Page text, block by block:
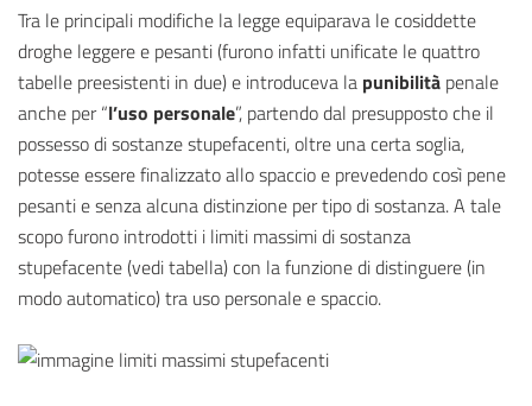
Tra le principali modifiche la legge equiparava le cosiddette
droghe leggere e pesanti (furono infatti unificate le quattro
tabelle preesistenti in due) e introduceva la punibilità penale
anche per “l’uso personale”, partendo dal presupposto che il
possesso di sostanze stupefacenti, oltre una certa soglia,
potesse essere finalizzato allo spaccio e prevedendo così pene
pesanti e senza alcuna distinzione per tipo di sostanza. A tale
scopo furono introdotti i limiti massimi di sostanza
stupefacente (vedi tabella) con la funzione di distinguere (in
modo automatico) tra uso personale e spaccio.